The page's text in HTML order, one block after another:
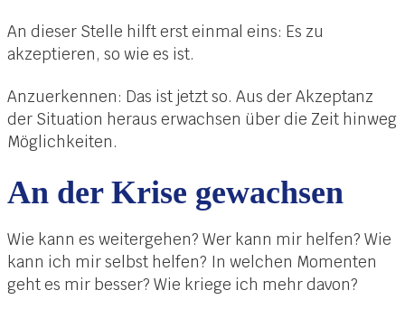
An dieser Stelle hilft erst einmal eins: Es zu
akzeptieren, so wie es ist.
Anzuerkennen: Das ist jetzt so. Aus der Akzeptanz
der Situation heraus erwachsen über die Zeit hinweg
Möglichkeiten.
An der Krise gewachsen
Wie kann es weitergehen? Wer kann mir helfen? Wie
kann ich mir selbst helfen? In welchen Momenten
geht es mir besser? Wie kriege ich mehr davon?